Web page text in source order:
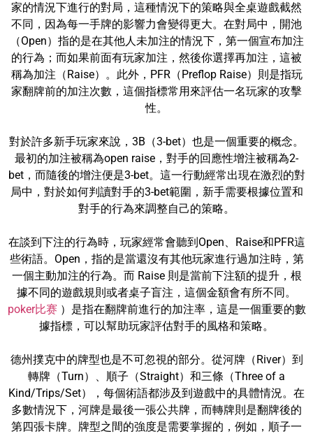
家的情況下進行的對局，這種情況下的策略與全桌遊戲截然
不同，因為每一手牌的影響力會變得更大。在對局中，開池
（Open）指的是在其他人未加注的情況下，第一個宣布加注
的行為；而如果前面有玩家加注，然後你選擇再加注，這被
稱為加注（Raise）。此外，PFR（Preflop Raise）則是指玩
家翻牌前的加注次數，這個指標常用來評估一名玩家的攻擊
性。
對於許多新手玩家來說，3B（3-bet）也是一個重要的概念。
最初的加注被稱為open raise，對手的回應性增注被稱為2-
bet，而隨後的增注便是3-bet。這一行動經常出現在激烈的對
局中，對於如何判讀對手的3-bet範圍，新手需要根據位置和
對手的行為來調整自己的策略。
在談到下注的行為時，玩家經常會聽到Open、Raise和PFR這
些術語。Open，指的是當還沒有其他玩家進行過加注時，第
一個主動加注的行為。而 Raise 則是當前下注額的提升，根
據不同的遊戲規則或者桌子盲注，這個金額會有所不同。
poker比赛 ）是指在翻牌前進行的加注率，這是一個重要的數
據指標，可以幫助玩家評估對手的風格和策略。
德州撲克中的牌型也是不可忽視的部分。從河牌（River）到
轉牌（Turn）、順子（Straight）和三條（Three of a
Kind/Trips/Set），每個術語都涉及到遊戲中的具體情況。在
多數情況下，河牌是最後一張公共牌，而轉牌則是翻牌後的
第四張卡牌。牌型之間的強度是需要掌握的，例如，順子一